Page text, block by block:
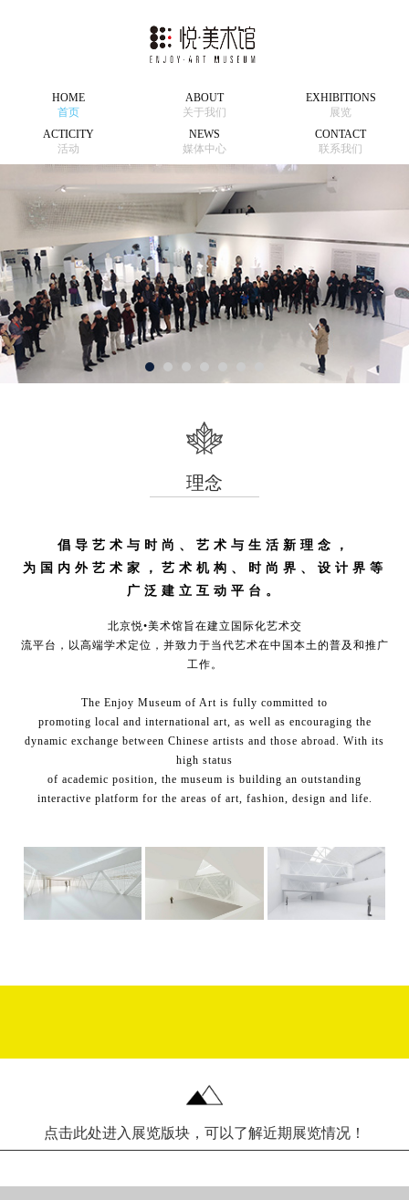
HOME
首页
ABOUT
关于我们
EXHIBITIONS
展览
ACTICITY
活动
NEWS
媒体中心
CONTACT
联系我们
理念
倡导艺术与时尚、艺术与生活新理念，
为国内外艺术家，艺术机构、时尚界、设计界等
广泛建立互动平台。
北京悦•美术馆旨在建立国际化艺术交
流平台，以高端学术定位，并致力于当代艺术在中国本土的普及和推广
工作。
The Enjoy Museum of Art is fully committed to
promoting local and international art, as well as encouraging the
dynamic exchange between Chinese artists and those abroad. With its
high status
of academic position, the museum is building an outstanding
interactive platform for the areas of art, fashion, design and life.
点击此处进入展览版块，可以了解近期展览情况！